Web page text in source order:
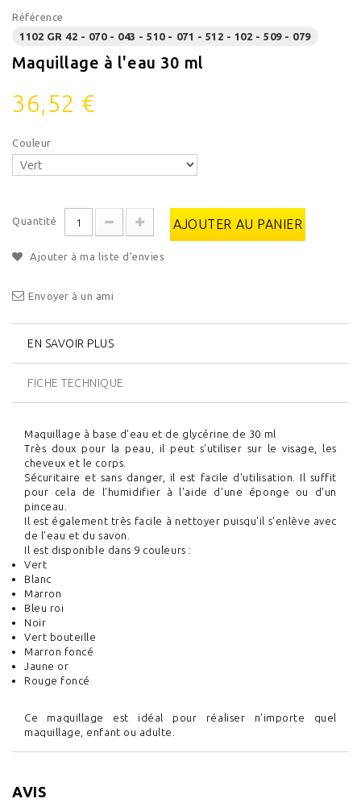
Référence
1102 GR 42 - 070 - 043 - 510 - 071 - 512 - 102 - 509 - 079
Maquillage à l'eau 30 ml
36,52 €
Couleur
Quantité AJOUTER AU PANIER
Ajouter à ma liste d'envies
Envoyer à un ami
EN SAVOIR PLUS
FICHE TECHNIQUE
Maquillage à base d'eau et de glycérine de 30 ml
Très doux pour la peau, il peut s'utiliser sur le visage, les
cheveux et le corps.
Sécuritaire et sans danger, il est facile d'utilisation. Il suffit
pour cela de l'humidifier à l'aide d'une éponge ou d'un
pinceau.
Il est également très facile à nettoyer puisqu'il s'enlève avec
de l'eau et du savon.
Il est disponible dans 9 couleurs :
Vert
Blanc
Marron
Bleu roi
Noir
Vert bouteille
Marron foncé
Jaune or
Rouge foncé
Ce maquillage est idéal pour réaliser n'importe quel
maquillage, enfant ou adulte.
AVIS